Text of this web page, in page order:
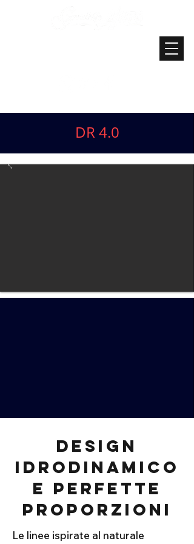
DR 4.0
Design
idrodinamico
e perfette
proporzioni
Le linee ispirate al naturale